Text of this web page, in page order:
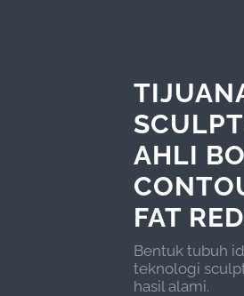
AHLI
FAT
Bentuk tubuh
teknologi
hasil alami.